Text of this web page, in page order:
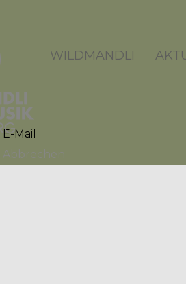
WILDMANDLI
E-Mail
Abbrechen